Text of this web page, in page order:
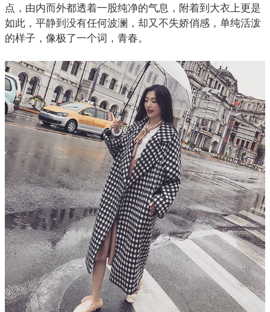
点，由内而外都透着一股纯净的气息，附着到大衣上更是
如此，平静到没有任何波澜，却又不失娇俏感，单纯活泼
的样子，像极了一个词，青春。